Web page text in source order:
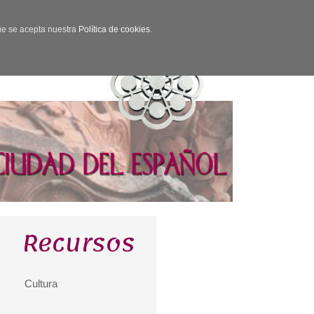
se acepta nuestra Política de cookies.
Recursos
Cultura